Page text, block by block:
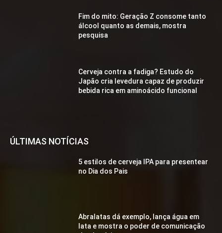
Fim do mito: Geração Z consome tanto
álcool quanto as demais, mostra
pesquisa
Cerveja contra a fadiga? Estudo do
Japão cria levedura capaz de produzir
bebida rica em aminoácido funcional
ÚLTIMAS NOTÍCIAS
5 estilos de cerveja IPA para presentear
no Dia dos Pais
Abralatas dá exemplo, lança água em
lata e mostra o poder de comunicação